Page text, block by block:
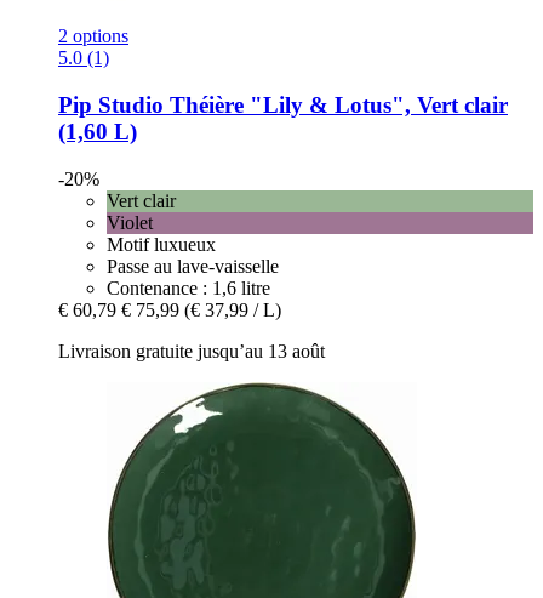
2 options
5.0 (1)
Pip Studio Théière "Lily & Lotus", Vert clair
(1,60 L)
-20%
Vert clair
Violet
Motif luxueux
Passe au lave-vaisselle
Contenance : 1,6 litre
€ 60,79 € 75,99 (€ 37,99 / L)
Livraison gratuite jusqu’au 13 août